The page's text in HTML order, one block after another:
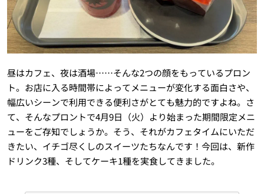
昼はカフェ、夜は酒場……そんな2つの顔をもっているプロン
ト。お店に入る時間帯によってメニューが変化する面白さや、
幅広いシーンで利用できる便利さがとても魅力的ですよね。さ
て、そんなプロントで4月9日（火）より始まった期間限定メニ
ューをご存知でしょうか。そう、それがカフェタイムにいただ
きたい、イチゴ尽くしのスイーツたちなんです！今回は、新作
ドリンク3種、そしてケーキ1種を実食してきました。